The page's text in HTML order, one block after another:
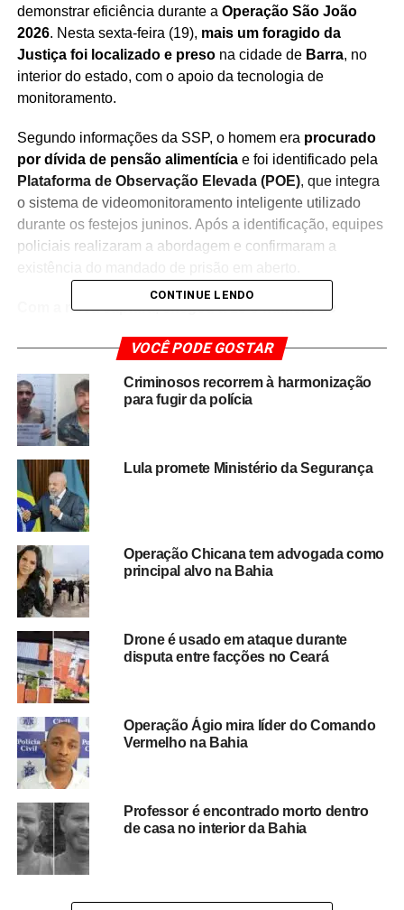
demonstrar eficiência durante a Operação São João
2026. Nesta sexta-feira (19), mais um foragido da
Justiça foi localizado e presona cidade de Barra, no
interior do estado, com o apoio da tecnologia de
monitoramento.
Segundo informações da SSP, o homem era procurado
por dívida de pensão alimentíciae foi identificado pela
Plataforma de Observação Elevada (POE), que integra
o sistema de videomonitoramento inteligente utilizado
durante os festejos juninos. Após a identificação, equipes
policiais realizaram a abordagem e confirmaram a
Com a nova captura, chegou a 15 o número de
em 2026, resultado que reforça o uso estratégico da
tecnologia para ampliar a segurança pública em eventos
com grande concentração de pessoas.
A Operação São João mobiliza efetivos das forças de
policiamento ostensivo com ferramentas de inteligência,
como o reconhecimento facial, para identificar pessoas
com pendências judiciais e prevenir ocorrências durante
as celebrações.
O sistema de monitoramento tem sido um dos
principais aliados das autoridades na localização de
campo e aumentando a eficiência das ações policiais. A
SSP destaca que a tecnologia continuará sendo
empregada ao longo das festividades, contribuindo para
A expectativa é de que novas ações de fiscalização e
monitoramento permaneçam intensificadas durante todo
e ampliando a sensação de segurança para moradores e
turistas.
CONTINUE LENDO
VOCÊ PODE GOSTAR
Criminosos recorrem à harmonização
para fugir da polícia
Lula promete Ministério da Segurança
Operação Chicana tem advogada como
principal alvo na Bahia
Drone é usado em ataque durante
disputa entre facções no Ceará
Operação Ágio mira líder do Comando
Vermelho na Bahia
Professor é encontrado morto dentro
de casa no interior da Bahia